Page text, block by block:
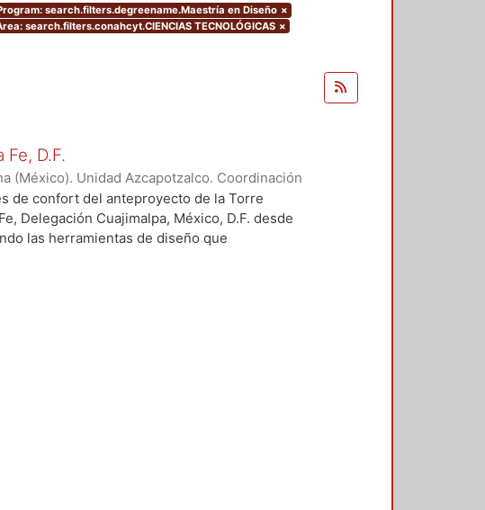
search.filters.degreename.Maestría en Diseño ×
search.filters.conahcyt.CIENCIAS TECNOLÓGICAS ×
D.F.
(México). Unidad Azcapotzalco. Coordinación
Eguia, Guillermo Heriberto
de confort del anteproyecto de la Torre
Delegación Cuajimalpa, México, D.F. desde
las herramientas de diseño que